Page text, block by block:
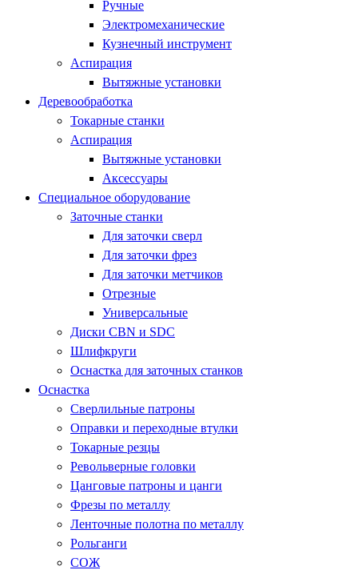
Ручные
Электромеханические
Кузнечный инструмент
Аспирация
Вытяжные установки
Деревообработка
Токарные станки
Аспирация
Вытяжные установки
Аксессуары
Специальное оборудование
Заточные станки
Для заточки сверл
Для заточки фрез
Для заточки метчиков
Отрезные
Универсальные
Диски CBN и SDC
Шлифкруги
Оснастка для заточных станков
Оснастка
Сверлильные патроны
Оправки и переходные втулки
Токарные резцы
Револьверные головки
Цанговые патроны и цанги
Фрезы по металлу
Ленточные полотна по металлу
Рольганги
СОЖ